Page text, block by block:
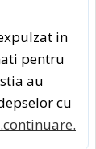
in
pentru
au
cu